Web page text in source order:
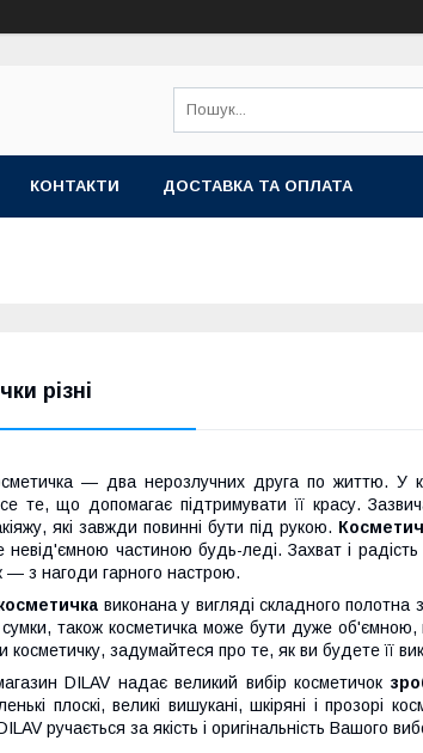
КОНТАКТИ ДОСТАВКА ТА ОПЛАТА
різні
― два нерозлучних друга по життю. У
те, що допомагає підтримувати її красу.
які завжди повинні бути під рукою.
невід'ємною частиною будь-леді. Захват і
― з нагоди гарного настрою.
виконана у вигляді складного полотна
сумки, також косметичка може бути дуже об'ємною,
косметичку, задумайтеся про те, як ви будете її
DILAV надає великий вибір косметичок
плоскі, великі вишукані, шкіряні і прозорі
ручається за якість і оригінальність Вашого